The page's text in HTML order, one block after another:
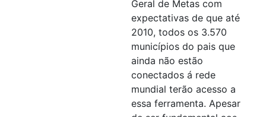
Geral de Metas com
expectativas de que até
2010, todos os 3.570
municípios do pais que
ainda não estão
conectados á rede
mundial terão acesso a
essa ferramenta. Apesar